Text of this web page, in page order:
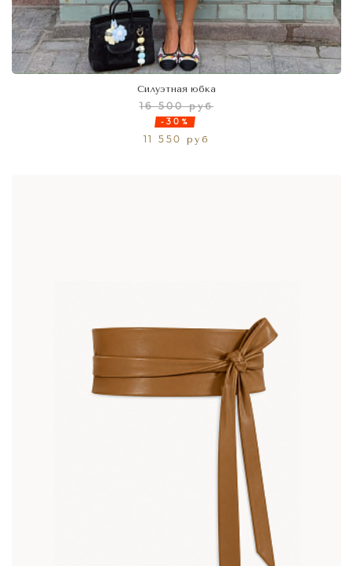
Силуэтная юбка
16 500 руб
-30%
11 550 руб